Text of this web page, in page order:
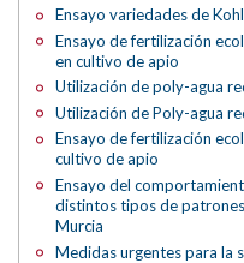
Ensayo variedades de
Ensayo de fertilización
en cultivo de apio
Utilización de poly-agua
Utilización de Poly-agua
Ensayo de fertilización
cultivo de apio
Ensayo del
distintos tipos de
Murcia
Medidas urgentes para la